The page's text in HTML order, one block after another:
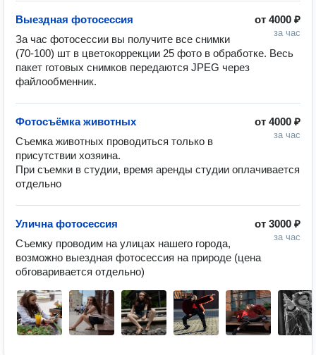
от 4000 ₽
за час
Выездная фотосессия
За час фотосессии вы получите все снимки
(70-100) шт в цветокоррекции 25 фото в обработке. Весь
пакет готовых снимков передаются JPEG через
файлообменник.
от 4000 ₽
за час
Фотосъёмка животных
Съемка животных проводиться только в
присутствии хозяина.
При съемки в студии, время аренды студии оплачивается
отдельно
от 3000 ₽
за час
Улична фотосессия
Съемку проводим на улицах нашего города,
возможно выездная фотосессия на природе (цена
обговаривается отдельно)